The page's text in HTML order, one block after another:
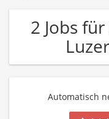
2 Jobs
Automatisch